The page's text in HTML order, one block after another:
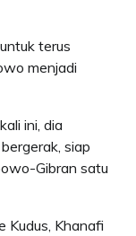
terus
menjadi
ini, dia
siap
Gibran satu
Kudus, Khanafi